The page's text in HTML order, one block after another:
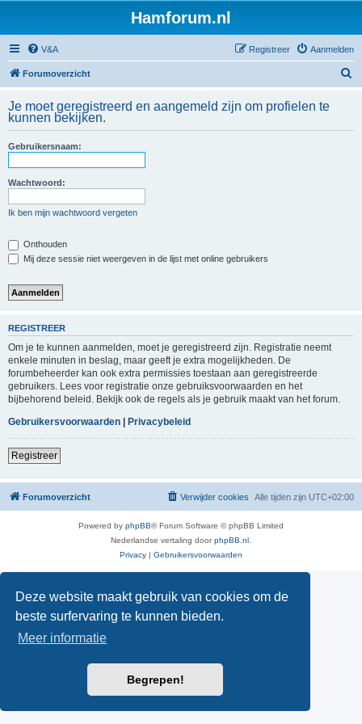
Deze website maakt gebruik van cookies om de
beste surfervaring te kunnen bieden.
Meer informatie
Begrepen!
Hamforum.nl
V&A Aanmelden
Registreer
Forumoverzicht
k
Je moet geregistreerd en aangemeld zijn om profielen te
kunnen bekijken.
Gebruikersnaam:
Wachtwoord:
Ik ben mijn wachtwoord vergeten
Onthouden
Mij deze sessie niet weergeven in de lijst met online gebruikers
REGISTREER
Om je te kunnen aanmelden, moet je geregistreerd zijn. Registratie neemt
enkele minuten in beslag, maar geeft je extra mogelijkheden. De
forumbeheerder kan ook extra permissies toestaan aan geregistreerde
gebruikers. Lees voor registratie onze gebruiksvoorwaarden en het
bijbehorend beleid. Bekijk ook de regels als je gebruik maakt van het forum.
Gebruikersvoorwaarden | Privacybeleid
Registreer
Forumoverzicht Alle tijden zijn UTC+02:00
Verwijder cookies
Powered by phpBB® Forum Software © phpBB Limited
Nederlandse vertaling doorphpBB.nl
Privacy | Gebruikersvoorwaarden